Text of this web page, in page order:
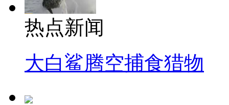
热点新闻
大白鲨腾空捕食猎物